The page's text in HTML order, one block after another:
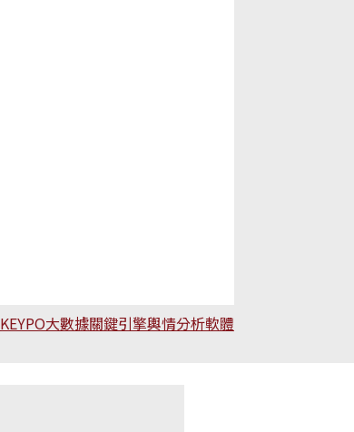
KEYPO大數據關鍵引擎輿情分析軟體